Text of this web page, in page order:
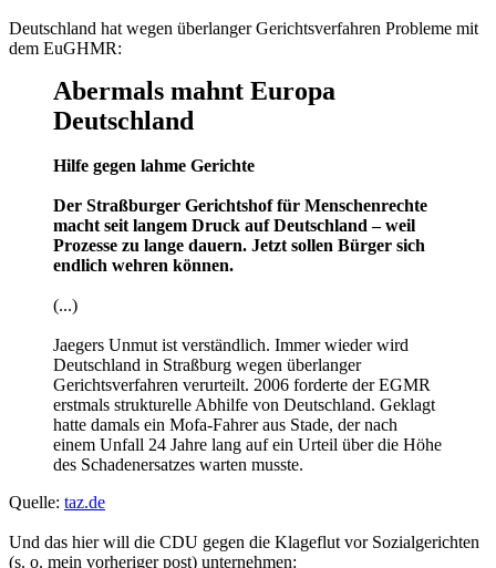
Instanz. Seine Begründung: „Es gibt viele
offensichtlich unbegründete Klagen von ALG-II-
Empfängern. Gebühren würden die Hemmschwelle
senken, die Sozialgerichte mit der Einreichung
erfolgloser Klagen zu überschwemmen.“
berlinonline.de
So will die CDU das Menschenrechtsproblem mit den überlangen
Verfahren lösen - arme Schweine sollen einfach per Eintrittsgeld von
den Gerichten ferngehalten werden.
Eigentlich wäre allein diese CDU - Position Grund genug für die
Beobachtung dieser Wühlarbeit gegen das Sozial- und
Der Stuttgarter OB Rommel:
Ich trete überall, wo das notwendig ist, der Meinung entgegen, der
Umstand, dass die Diktatur zu allem fähig war, berechtige dazu, die
Demokratie zu allem unfähig zu machen.
Nach oben
AlexRE
Beiträge: 29382